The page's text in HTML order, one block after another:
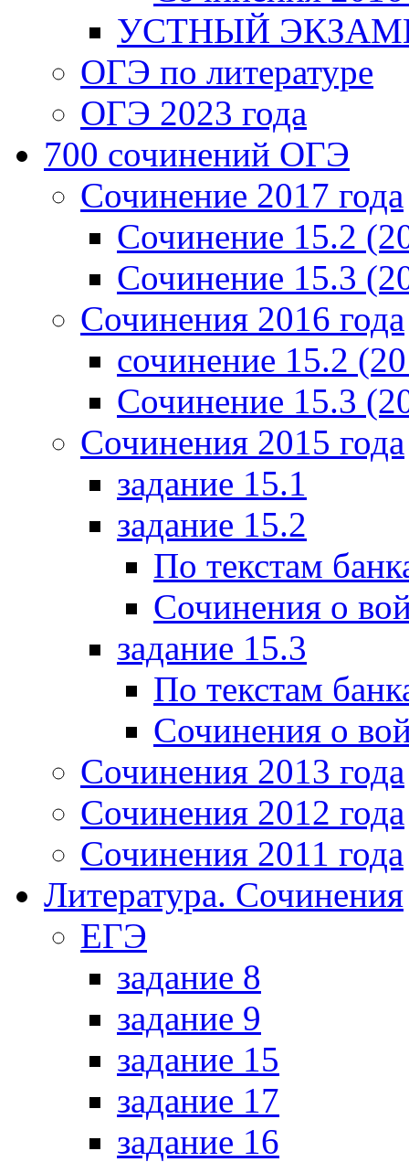
УСТНЫЙ
ОГЭ по литературе
ОГЭ 2023 года
700 cочинений ОГЭ
Сочинение 2017 года
Сочинение 15.2
Сочинение 15.3
Сочинения 2016 года
сочинение 15.2
Сочинение 15.3
Сочинения 2015 года
задание 15.1
задание 15.2
По текстам
Сочинения о
задание 15.3
По текстам
Сочинения о
Сочинения 2013 года
Сочинения 2012 года
Сочинения 2011 года
Литература. Сочинения
ЕГЭ
задание 8
задание 9
задание 15
задание 17
задание 16